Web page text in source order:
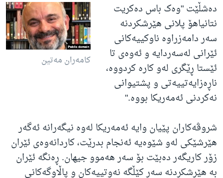
کامەران مەتین
دەشڵێت "وەک باس دەکریت
نتانیاهۆ پلانی هێرشکردنە
سەر دامەزراوە ناوکییەکانی
ئێرانی لەسەردایە و ئەوەی تا
ئێستا ڕێگری لەو کارە کردووە،
ناڕەزایەتییەتی و پشتیوانی
نەکردنی ئەمەریکا بووە."
شروڤەکاران پێیان وایە ئەمەریکا لەوە نیگەرانە ئەگەر
هێرشێکی لەو شێوەیە ئەنجام بدرێت، کاردانەوەی ئێران
زۆر کاریگەر دەبێت بۆ سەر هەموو جیهان. ڕەنگە ئێران
بە هێرشکردنە سەر کێڵگە نەوتییەکان و پاڵاوگەکانی